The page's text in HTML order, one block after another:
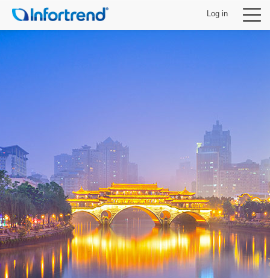
Log in
サポート
パートナー
Infortrendについて